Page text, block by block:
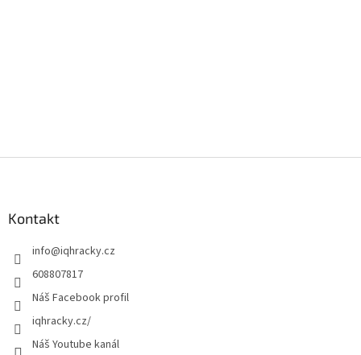
Kontakt
info@iqhracky.cz
608807817
Náš Facebook profil
iqhracky.cz/
Náš Youtube kanál